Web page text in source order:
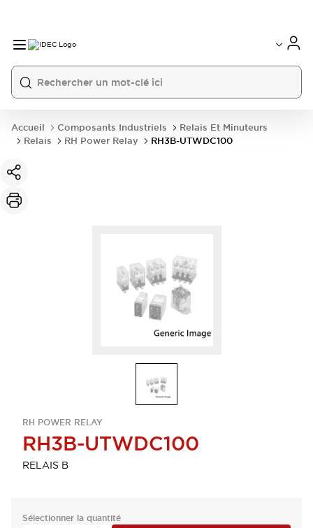
Accueil Composants Industriels
Relais Et Minuteurs
Relais
RH Power Relay RH3B-UTWDC100
RH POWER RELAY
RH3B-UTWDC100
RELAIS B
Sélectionner la quantité